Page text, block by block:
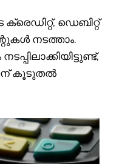
ഡെബിറ്റ്
നടത്താം.
കൂടുതൽ